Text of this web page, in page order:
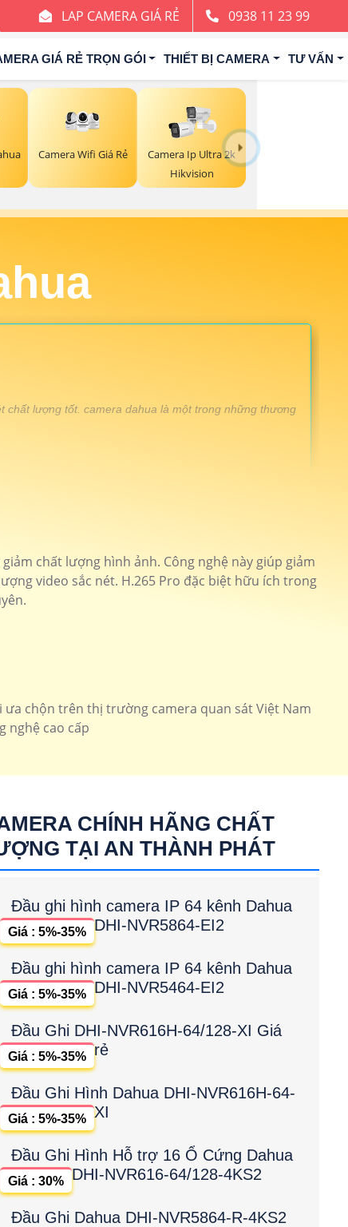
LAP CAMERA GIÁ RẺ 0938 11 23 99
GIÁ RẺ TRỌN GÓI THIẾT BỊ CAMERA TƯ VẤN
Camera Wifi Giá Rẻ
Camera Ip Ultra 2k
Hikvision
chất lượng tốt. camera dahua là một trong những thương
hồng ngoại 30m DH-IPC-HDW1230DT1-S5
trộm chủ độngDH-IPC-HFW5541TP-ASE
giải full hd
chất lượng hình ảnh. Công nghệ này giúp giảm
video sắc nét. H.265 Pro đặc biệt hữu ích trong
chộn trên thị trường camera quan sát Việt Nam
nghệ cao cấp
CHÍNH HÃNG CHẤT
TẠI AN THÀNH PHÁT
Đầu ghi hình camera IP 64 kênh Dahua
DHI-NVR5864-EI2
Giá : 5%-35%
Đầu ghi hình camera IP 64 kênh Dahua
DHI-NVR5464-EI2
Giá : 5%-35%
Đầu Ghi DHI-NVR616H-64/128-XI Giá
rẻ
Giá : 5%-35%
Đầu Ghi Hình Dahua DHI-NVR616H-64-
XI
Giá : 5%-35%
Đầu Ghi Hình Hỗ trợ 16 Ổ Cứng Dahua
DHI-NVR616-64/128-4KS2
Giá : 30%
Đầu Ghi Dahua DHI-NVR5864-R-4KS2